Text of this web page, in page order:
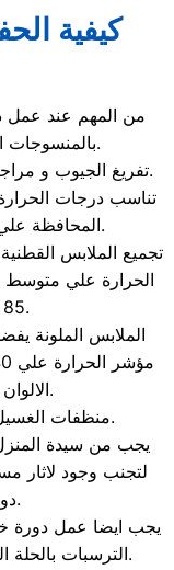
كيفية
من المهم عند عمل
بالمنسوجات المتقاربة والالوان ايضا.
تفريغ الجيوب و مراجعة المواد الصلبة فبل الغسيل.
تناسب درجات
المحافظة علي اللون ونسيج الملابس.
تجميع الملابس
85 درحة مئوية.
الملابس الملونة
الالوان ونسيج القماش.
منظفات الغسيل لابد من اختيارها بعناية.
يجب من سيدة
لتجنب وجود لاثار
دورة الغسيل.
يجب ايضا عمل دورة
الترسبات بالحلة الخارجية والداخلية بالغسالة.